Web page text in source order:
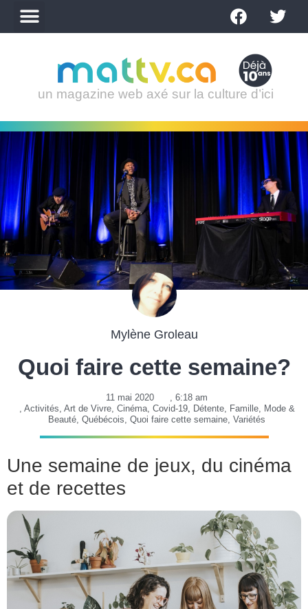
un magazine web axé sur la culture d’ici
Mylène Groleau
Quoi faire cette semaine?
11 mai 2020 , 6:18 am
, Activités, Art de Vivre, Cinéma, Covid-19, Détente, Famille, Mode &
Beauté, Québécois, Quoi faire cette semaine, Variétés
Une semaine de jeux, du cinéma
et de recettes